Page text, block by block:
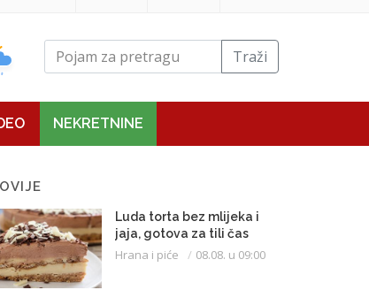
Traži
NEKRETNINE
Luda torta bez mlijeka i
jaja, gotova za tili čas
Hrana i piće 08.08. u 09:00